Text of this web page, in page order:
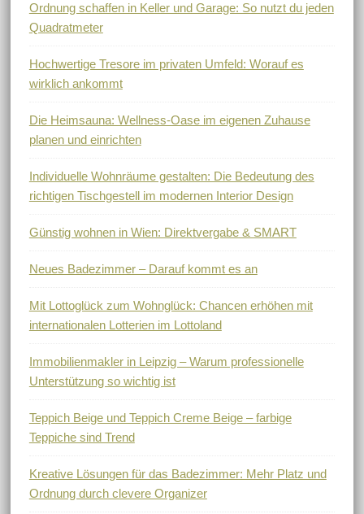
Ordnung schaffen in Keller und Garage: So nutzt du jeden
Quadratmeter
Hochwertige Tresore im privaten Umfeld: Worauf es
wirklich ankommt
Die Heimsauna: Wellness-Oase im eigenen Zuhause
planen und einrichten
Individuelle Wohnräume gestalten: Die Bedeutung des
richtigen Tischgestell im modernen Interior Design
Günstig wohnen in Wien: Direktvergabe & SMART
Neues Badezimmer – Darauf kommt es an
Mit Lottoglück zum Wohnglück: Chancen erhöhen mit
internationalen Lotterien im Lottoland
Immobilienmakler in Leipzig – Warum professionelle
Unterstützung so wichtig ist
Teppich Beige und Teppich Creme Beige – farbige
Teppiche sind Trend
Kreative Lösungen für das Badezimmer: Mehr Platz und
Ordnung durch clevere Organizer